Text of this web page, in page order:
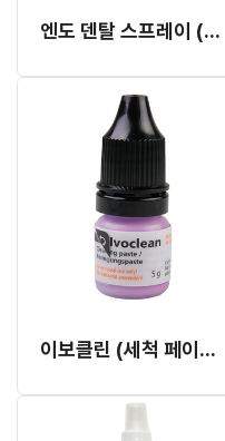
엔도 덴탈 스프레이 (구.엘만 냉각 스프레이)
이보클린 (세척 페이스트)